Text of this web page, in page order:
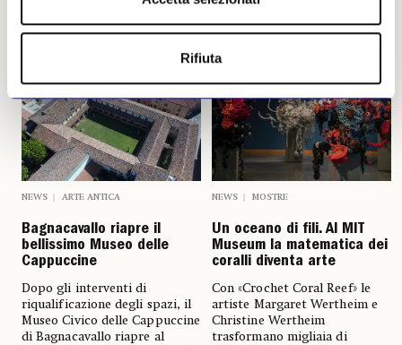
Rifiuta
Altri articoli dell'autore
NEWS ARTE ANTICA
Bagnacavallo riapre il
bellissimo Museo delle
Cappuccine
Dopo gli interventi di
riqualificazione degli spazi, il
Museo Civico delle Cappuccine
di Bagnacavallo riapre al
NEWS MOSTRE
Un oceano di fili. Al MIT
Museum la matematica dei
coralli diventa arte
Con «Crochet Coral Reef» le
artiste Margaret Wertheim e
Christine Wertheim
trasformano migliaia di